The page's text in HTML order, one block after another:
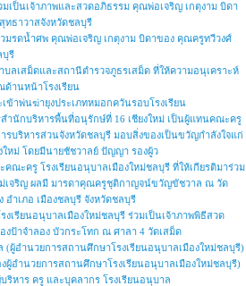
เป็นเจ้าภาพและสวดอภิธรรม คุณพ่อเจริญ เกตุงาม บิดา
ทธาวาสจังหวัดชลบุรี
มรดน้ำศพ คุณพ่อเจริญ เกตุงาม บิดาของ คุณครูทวีวงศ์
บุรี
ลเสม็ดและสถานีตำรวจภูธรเสม็ด ที่ให้ความอนุเคราะห์
ด้านหน้าโรงเรียน
ข้าพ่นฆ่ายุงประเภทหมอกควันรอบโรงเรียน
ำนักบริหารพื้นที่อนุรักษ์ที่ 16 เชียงใหม่ เป็นผู้แทนคณะครู
รบริหารส่วนจังหวัดชลบุรี มอบสิ่งของเป็นขวัญกำลังใจแก่
หม่ โดยมีนายชัชวาลย์ ปัญญา รองผู้ว
ณะครู โรงเรียนอนุบาลเมืองใหม่ชลบุรี ที่ให้เกียรติมาร่วม
เจริญ ผลมี มารดาคุณครูชุติกาญจน์ขวัญขัชวาล ณ วัด
ำเภอ เมืองชลบุรี จังหวัดชลบุรี
งเรียนอนุบาลเมืองใหม่ชลบุรี ร่วมเป็นเจ้าภาพพิธีสวด
ป้าจำลอง บัวกระโทก ณ ศาลา 4 วัดเสม็ด
ผู้อำนวยการสถานศึกษาโรงเรียนอนุบาลเมืองใหม่ชลบุรี)
อำนวยการสถานศึกษาโรงเรียนอนุบาลเมืองใหม่ชลบุรี)
หาร ครู และบุคลากร โรงเรียนอนุบาล